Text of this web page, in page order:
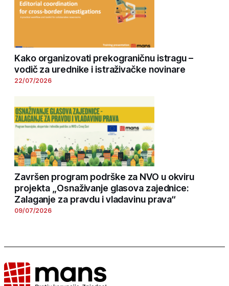
Kako organizovati prekograničnu istragu –
vodič za urednike i istraživačke novinare
22/07/2026
Završen program podrške za NVO u okviru
projekta „Osnaživanje glasova zajednice:
Zalaganje za pravdu i vladavinu prava“
09/07/2026